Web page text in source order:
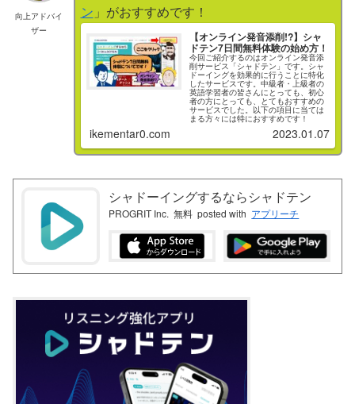
向上アドバイ
ザー
ン 」がおすすめです！
【オンライン発音添削!?】シャ
ドテン7日間無料体験の始め方！
今回ご紹介するのはオンライン発音添
削サービス「シャドテン」です。シャ
ドーイングを効果的に行うことに特化
したサービスです。中級者・上級者の
英語学習者の皆さんにとっても、初心
者の方にとっても、とてもおすすめの
サービスでした。以下の項目に当ては
まる方々には特におすすめです！
ikementar0.com 2023.01.07
シャドーイングするならシャドテン
PROGRIT Inc. 無料 posted with アプリーチ